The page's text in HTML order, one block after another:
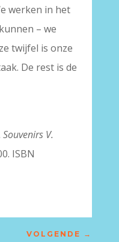
werken in het
– we
twijfel is onze
De rest is de
Souvenirs V.
ISBN
VOLGENDE →